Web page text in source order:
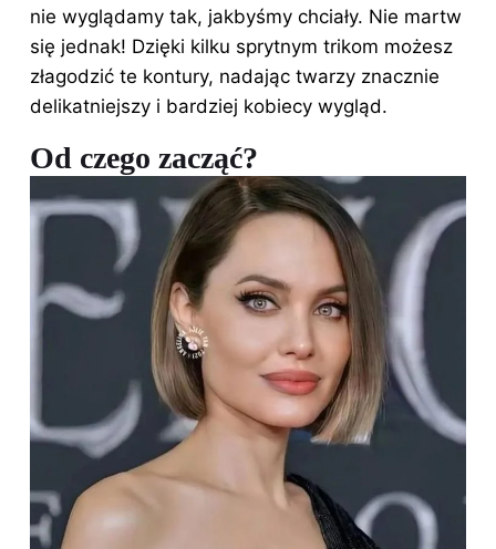
nie wyglądamy tak, jakbyśmy chciały. Nie martw
się jednak! Dzięki kilku sprytnym trikom możesz
złagodzić te kontury, nadając twarzy znacznie
delikatniejszy i bardziej kobiecy wygląd.
Od czego zacząć?